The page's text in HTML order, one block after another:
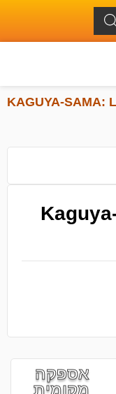
/ KAGUYA-SAMA:
אספקה
מקומית